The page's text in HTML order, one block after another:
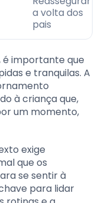
a volta dos
pais
é importante que
e tranquilas. A
à criança que,
um momento,
exige
que os
se sentir à
para lidar